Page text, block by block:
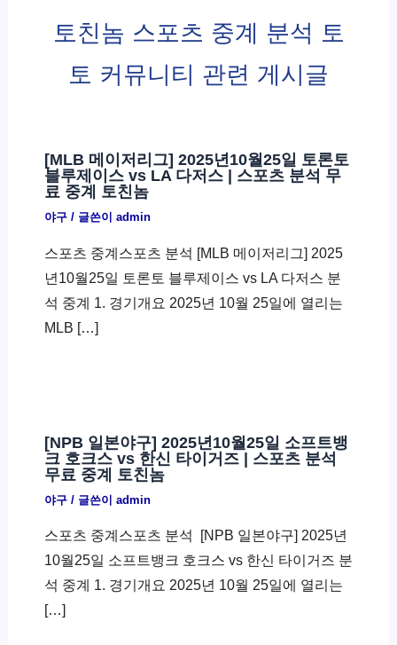
토친놈 스포츠 중계 분석 토
토 커뮤니티 관련 게시글
[MLB 메이저리그] 2025년10월25일 토론토
블루제이스 vs LA 다저스 | 스포츠 분석 무
료 중계 토친놈
야구/ 글쓴이 admin
스포츠 중계스포츠 분석 [MLB 메이저리그] 2025
년10월25일 토론토 블루제이스 vs LA 다저스 분
석 중계 1. 경기개요 2025년 10월 25일에 열리는
MLB […]
[NPB 일본야구] 2025년10월25일 소프트뱅
크 호크스 vs 한신 타이거즈 | 스포츠 분석
무료 중계 토친놈
야구/ 글쓴이 admin
스포츠 중계스포츠 분석 ​ [NPB 일본야구] 2025년
10월25일 소프트뱅크 호크스 vs 한신 타이거즈 분
석 중계 1. 경기개요 2025년 10월 25일에 열리는
[…]